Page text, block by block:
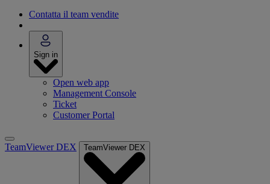
Contatta il team vendite
Sign in
Open web app
Management Console
Ticket
Customer Portal
TeamViewer DEX TeamViewer DEX